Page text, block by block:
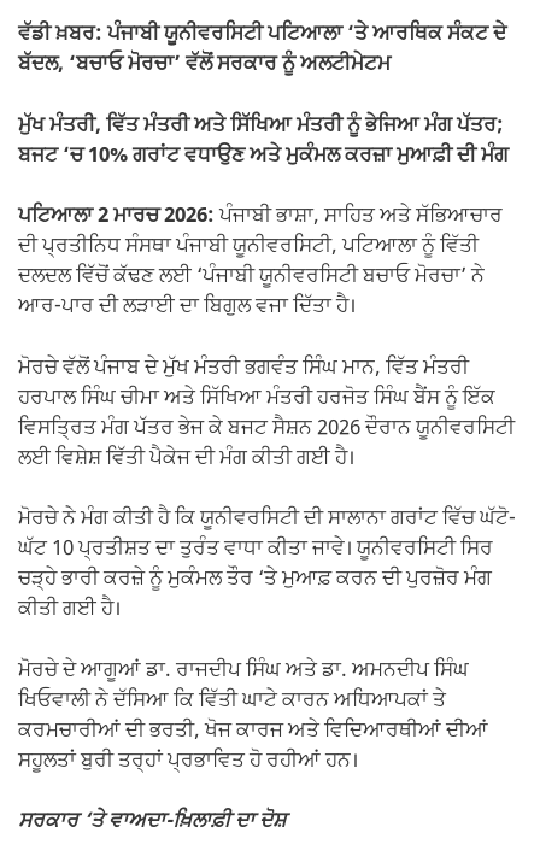
e
b
o
o
s
A
p
p
gr
a
m
y
Li
n
k
e
ਵੱਡੀ ਖ਼ਬਰ: ਪੰਜਾਬੀ ਯੂਨੀਵਰਸਿਟੀ ਪਟਿਆਲਾ ‘ਤੇ ਆਰਥਿਕ ਸੰਕਟ ਦੇ
ਬੱਦਲ, ‘ਬਚਾਓ ਮੋਰਚਾ’ ਵੱਲੋਂ ਸਰਕਾਰ ਨੂੰ ਅਲਟੀਮੇਟਮ
ਮੁੱਖ ਮੰਤਰੀ, ਵਿੱਤ ਮੰਤਰੀ ਅਤੇ ਸਿੱਖਿਆ ਮੰਤਰੀ ਨੂੰ ਭੇਜਿਆ ਮੰਗ ਪੱਤਰ;
ਬਜਟ ‘ਚ 10% ਗਰਾਂਟ ਵਧਾਉਣ ਅਤੇ ਮੁਕੰਮਲ ਕਰਜ਼ਾ ਮੁਆਫ਼ੀ ਦੀ ਮੰਗ
ਪਟਿਆਲਾ 2 ਮਾਰਚ 2026:ਪੰਜਾਬੀ ਭਾਸ਼ਾ, ਸਾਹਿਤ ਅਤੇ ਸੱਭਿਆਚਾਰ
ਦੀ ਪ੍ਰਤੀਨਿਧ ਸੰਸਥਾ ਪੰਜਾਬੀ ਯੂਨੀਵਰਸਿਟੀ, ਪਟਿਆਲਾ ਨੂੰ ਵਿੱਤੀ
ਦਲਦਲ ਵਿੱਚੋਂ ਕੱਢਣ ਲਈ ‘ਪੰਜਾਬੀ ਯੂਨੀਵਰਸਿਟੀ ਬਚਾਓ ਮੋਰਚਾ’ ਨੇ
ਆਰ-ਪਾਰ ਦੀ ਲੜਾਈ ਦਾ ਬਿਗੁਲ ਵਜਾ ਦਿੱਤਾ ਹੈ।
ਮੋਰਚੇ ਵੱਲੋਂ ਪੰਜਾਬ ਦੇ ਮੁੱਖ ਮੰਤਰੀ ਭਗਵੰਤ ਸਿੰਘ ਮਾਨ, ਵਿੱਤ ਮੰਤਰੀ
ਹਰਪਾਲ ਸਿੰਘ ਚੀਮਾ ਅਤੇ ਸਿੱਖਿਆ ਮੰਤਰੀ ਹਰਜੋਤ ਸਿੰਘ ਬੈਂਸ ਨੂੰ ਇੱਕ
ਵਿਸਤ੍ਰਿਤ ਮੰਗ ਪੱਤਰ ਭੇਜ ਕੇ ਬਜਟ ਸੈਸ਼ਨ 2026 ਦੌਰਾਨ ਯੂਨੀਵਰਸਿਟੀ
ਲਈ ਵਿਸ਼ੇਸ਼ ਵਿੱਤੀ ਪੈਕੇਜ ਦੀ ਮੰਗ ਕੀਤੀ ਗਈ ਹੈ।
ਮੋਰਚੇ ਨੇ ਮੰਗ ਕੀਤੀ ਹੈ ਕਿ ਯੂਨੀਵਰਸਿਟੀ ਦੀ ਸਾਲਾਨਾ ਗਰਾਂਟ ਵਿੱਚ ਘੱਟੋ-
ਘੱਟ 10 ਪ੍ਰਤੀਸ਼ਤ ਦਾ ਤੁਰੰਤ ਵਾਧਾ ਕੀਤਾ ਜਾਵੇ। ਯੂਨੀਵਰਸਿਟੀ ਸਿਰ
ਚੜ੍ਹੇ ਭਾਰੀ ਕਰਜ਼ੇ ਨੂੰ ਮੁਕੰਮਲ ਤੌਰ ‘ਤੇ ਮੁਆਫ਼ ਕਰਨ ਦੀ ਪੁਰਜ਼ੋਰ ਮੰਗ
ਕੀਤੀ ਗਈ ਹੈ।
ਮੋਰਚੇ ਦੇ ਆਗੂਆਂ ਡਾ. ਰਾਜਦੀਪ ਸਿੰਘ ਅਤੇ ਡਾ. ਅਮਨਦੀਪ ਸਿੰਘ
ਖਿਓਵਾਲੀ ਨੇ ਦੱਸਿਆ ਕਿ ਵਿੱਤੀ ਘਾਟੇ ਕਾਰਨ ਅਧਿਆਪਕਾਂ ਤੇ
ਕਰਮਚਾਰੀਆਂ ਦੀ ਭਰਤੀ, ਖੋਜ ਕਾਰਜ ਅਤੇ ਵਿਦਿਆਰਥੀਆਂ ਦੀਆਂ
ਸਹੂਲਤਾਂ ਬੁਰੀ ਤਰ੍ਹਾਂ ਪ੍ਰਭਾਵਿਤ ਹੋ ਰਹੀਆਂ ਹਨ।
ਸਰਕਾਰ ‘ਤੇ ਵਾਅਦਾ-ਖ਼ਿਲਾਫ਼ੀ ਦਾ ਦੋਸ਼